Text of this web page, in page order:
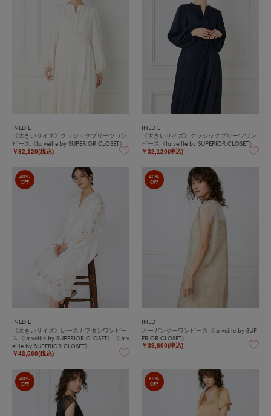
INED L
《大きいサイズ》クラシックプリーツワン
ピース《la veille by SUPERIOR CLOSET》
￥32,120(税込)
INED L
《大きいサイズ》クラシックプリーツワン
ピース《la veille by SUPERIOR CLOSET》
￥32,120(税込)
40%
OFF
INED L
《大きいサイズ》レースカフタンワンピー
ス《la veille by SUPERIOR CLOSET》《la v
eille by SUPERIOR CLOSET》
￥43,560(税込)
40%
OFF
INED
オーガンジーワンピース《la veille by SUP
ERIOR CLOSET》
￥39,600(税込)
40%
OFF
60%
OFF